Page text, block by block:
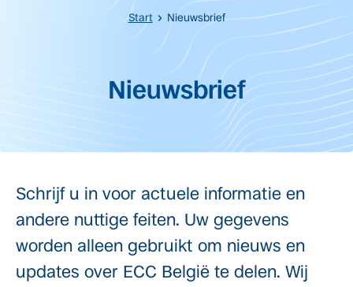
Start Nieuwsbrief
Start van de hoofdinhoud
Nieuwsbrief
Schrijf u in voor actuele informatie en
andere nuttige feiten. Uw gegevens
worden alleen gebruikt om nieuws en
updates over ECC België te delen. Wij